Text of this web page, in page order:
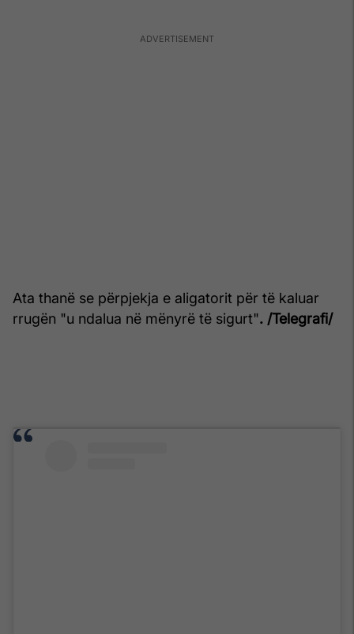
Ata thanë se përpjekja e aligatorit për të kaluar
rrugën "u ndalua në mënyrë të sigurt". /Telegrafi/